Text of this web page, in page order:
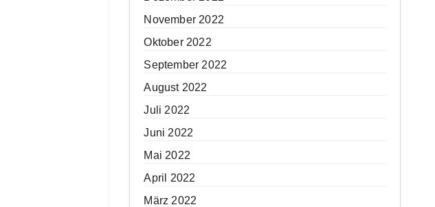
November 2022
Oktober 2022
September 2022
August 2022
Juli 2022
Juni 2022
Mai 2022
April 2022
März 2022